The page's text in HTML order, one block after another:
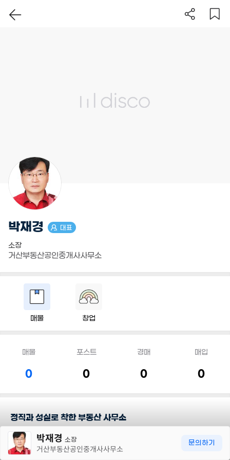
박재경 대표
소장
거산부동산공인중개사사무소
매물 창업
매물
0
포스트
0
경매
0
매입
0
정직과 성실로 착한 부동산 사무소
"거제도 땅을 당신 곁으로" 정직과 성실로 상담에 임하겠습니다. 당
신이 원하는 물건을 꼭 찾아서 드리겠습니다.
박재경 소장
거산부동산공인중개사사무소
문의하기